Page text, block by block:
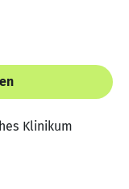
Klinikum